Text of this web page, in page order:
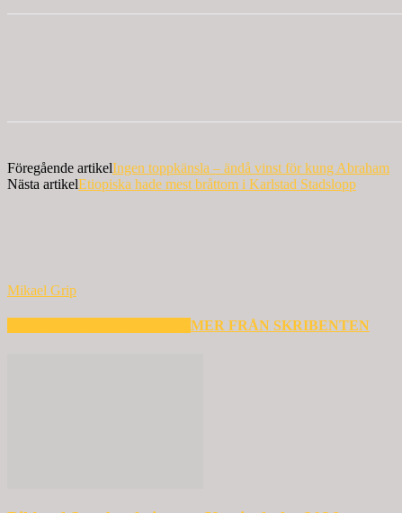
Föregående artikelIngen toppkänsla – ändå vinst för kung Abraham
Nästa artikelEtiopiska hade mest bråttom i Karlstad Stadslopp
Mikael Grip
MER FRÅN SKRIBENTEN